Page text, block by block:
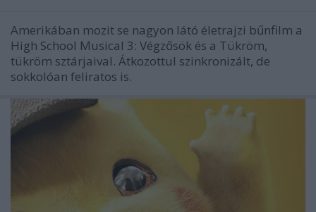
Amerikában mozit se nagyon látó életrajzi bűnfilm a
High School Musical 3: Végzősök és a Tükröm,
tükröm sztárjaival. Átkozottul szinkronizált, de
sokkolóan feliratos is.